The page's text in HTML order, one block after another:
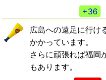
+36
広島への遠足に行け
かかっています。
さらに頑張れば福岡
もあります。